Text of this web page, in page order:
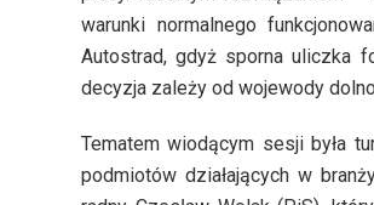
warunki normalnego
Autostrad, gdyż sporna uliczka
decyzja zależy od wojewody
Tematem wiodącym sesji była
podmiotów działających w